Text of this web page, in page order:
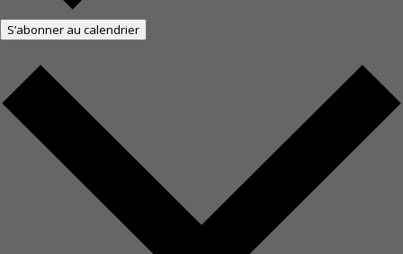
S’abonner au calendrier